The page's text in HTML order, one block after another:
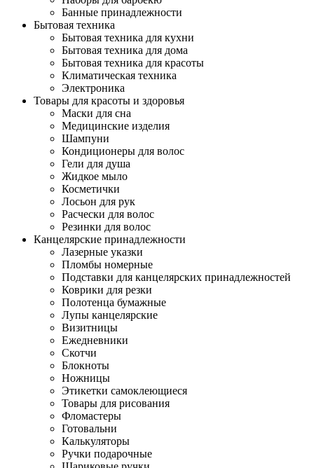
Банные принадлежности
Бытовая техника
Бытовая техника для кухни
Бытовая техника для дома
Бытовая техника для красоты
Климатическая техника
Электроника
Товары для красоты и здоровья
Маски для сна
Медицинские изделия
Шампуни
Кондиционеры для волос
Гели для душа
Жидкое мыло
Косметички
Лосьон для рук
Расчески для волос
Резинки для волос
Канцелярские принадлежности
Лазерные указки
Пломбы номерные
Подставки для канцелярских принадлежностей
Коврики для резки
Полотенца бумажные
Лупы канцелярские
Визитницы
Ежедневники
Скотчи
Блокноты
Ножницы
Этикетки самоклеющиеся
Товары для рисования
Фломастеры
Готовальни
Калькуляторы
Ручки подарочные